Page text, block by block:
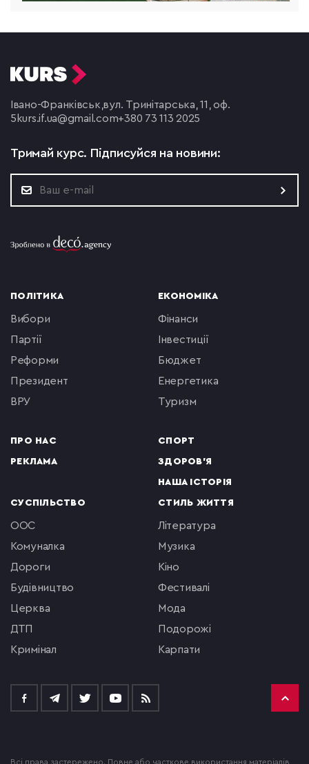
Івано-Франківськ, вул. Тринітарська, 11, оф.
5 kurs.if.ua@gmail.com+380 73 113 2025
Тримай курс. Підписуйся на новини:
ПОЛІТИКА
вибори
партії
реформи
президент
ВРУ
ПРО НАС
РЕКЛАМА
ЕКОНОМІКА
фінанси
інвестиції
бюджет
енергетика
туризм
СПОРТ
ЗДОРОВ'Я
НАША ІСТОРІЯ
СУСПІЛЬСТВО
ООС
комуналка
Дороги
будівництво
церква
ДТП
кримінал
СТИЛЬ ЖИТТЯ
література
музика
кіно
фестивалі
мода
подорожі
Карпати
Всі права застережено. Повне або часткове використання матеріалів